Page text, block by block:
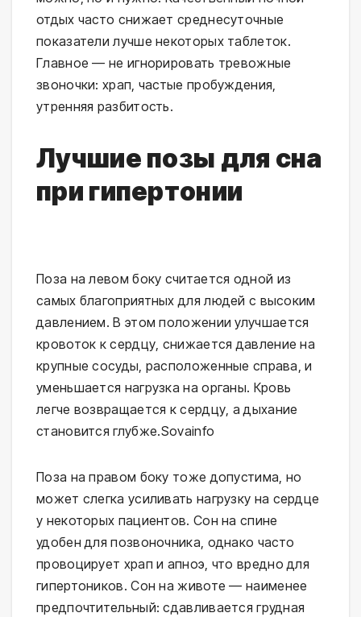
отдых часто снижает среднесуточные
показатели лучше некоторых таблеток.
Главное — не игнорировать тревожные
звоночки: храп, частые пробуждения,
утренняя разбитость.
Лучшие позы для сна
при гипертонии
Поза на левом боку считается одной из
самых благоприятных для людей с высоким
давлением. В этом положении улучшается
кровоток к сердцу, снижается давление на
крупные сосуды, расположенные справа, и
уменьшается нагрузка на органы. Кровь
легче возвращается к сердцу, а дыхание
становится глубже.⁠Sovainfo
Поза на правом боку тоже допустима, но
может слегка усиливать нагрузку на сердце
у некоторых пациентов. Сон на спине
удобен для позвоночника, однако часто
провоцирует храп и апноэ, что вредно для
гипертоников. Сон на животе — наименее
предпочтительный: сдавливается грудная